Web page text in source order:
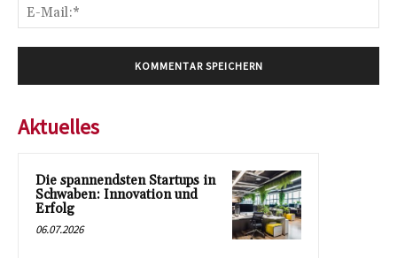
Aktuelles
Die spannendsten Startups in
Schwaben: Innovation und
Erfolg
06.07.2026